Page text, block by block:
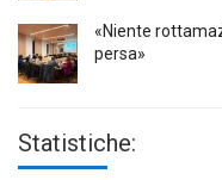
«Niente
persa»
Statistiche: